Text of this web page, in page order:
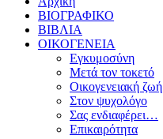
ΒΙΟΓΡΑΦΙΚΟ
ΒΙΒΛΙΑ
ΟΙΚΟΓΕΝΕΙΑ
Εγκυμοσύνη
Μετά τον τοκετό
Οικογενειακή ζωή
Στον ψυχολόγο
Σας ενδιαφέρει…
Επικαιρότητα